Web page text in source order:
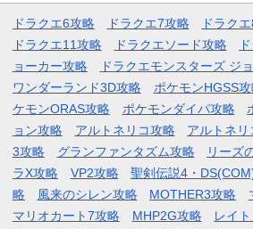
ドラクエ6攻略 ドラクエ7攻略 ドラク
ドラクエ11攻略
ドラクエソード攻略
ョーカー攻略
ドラクエモンスターズ ジ
ワンダーランド3D攻略
ポケモンHGSS
ケモンORAS攻略
ポケモンダイパ攻略
ョン攻略
アルトネリコ攻略 アルトネリ
3攻略
グランファンタズム攻略 リーズ
ラX攻略
VP2攻略 聖剣伝説4・
略
風来のシレン攻略 MOTHER3攻略
マリオカート7攻略
MHP2G攻略
レイ